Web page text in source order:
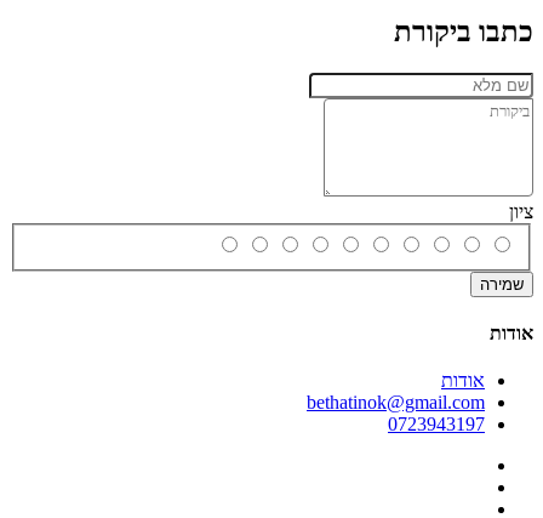
כתבו ביקורת
ציון
שמירה
אודות
אודות
bethatinok@gmail.com
0723943197